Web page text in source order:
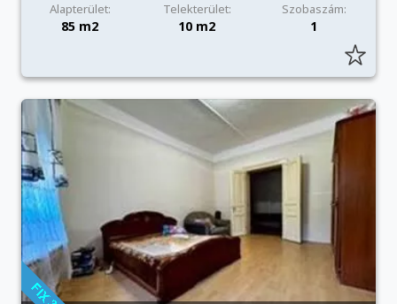
Alapterület: Telekterület: Szobaszám:
85 m2 10 m2 1